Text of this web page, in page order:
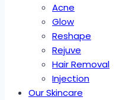
Acne
Glow
Reshape
Rejuve
Hair Removal
Injection
Our Skincare